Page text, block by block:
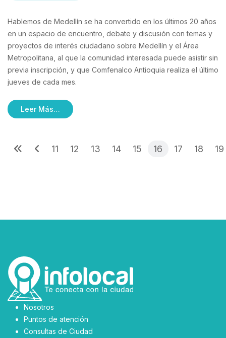
Hablemos de Medellín se ha convertido en los últimos 20 años
en un espacio de encuentro, debate y discusión con temas y
proyectos de interés ciudadano sobre Medellín y el Área
Metropolitana, al que la comunidad interesada puede asistir sin
previa inscripción, y que Comfenalco Antioquia realiza el último
jueves de cada mes.
Leer Más…
11 12 13 14 15 16 17 18 19
Nosotros
Puntos de atención
Consultas de Ciudad